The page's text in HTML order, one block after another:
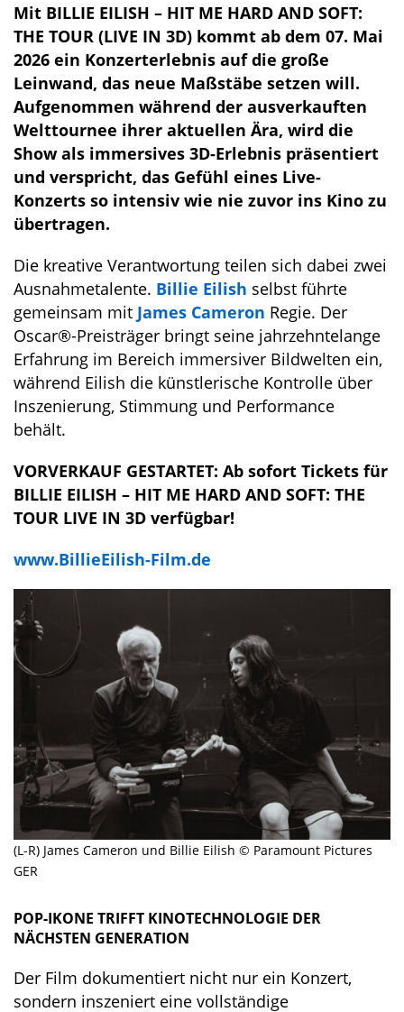
Mit BILLIE EILISH – HIT ME HARD AND SOFT:
THE TOUR (LIVE IN 3D) kommt ab dem 07. Mai
2026 ein Konzerterlebnis auf die große
Leinwand, das neue Maßstäbe setzen will.
Aufgenommen während der ausverkauften
Welttournee ihrer aktuellen Ära, wird die
Show als immersives 3D-Erlebnis präsentiert
und verspricht, das Gefühl eines Live-
Konzerts so intensiv wie nie zuvor ins Kino zu
übertragen.
Die kreative Verantwortung teilen sich dabei zwei
Ausnahmetalente. Billie Eilish selbst führte
gemeinsam mit James Cameron Regie. Der
Oscar®-Preisträger bringt seine jahrzehntelange
Erfahrung im Bereich immersiver Bildwelten ein,
während Eilish die künstlerische Kontrolle über
Inszenierung, Stimmung und Performance
behält.
VORVERKAUF GESTARTET: Ab sofort Tickets für
BILLIE EILISH – HIT ME HARD AND SOFT: THE
TOUR LIVE IN 3D verfügbar!
www.BillieEilish-Film.de
(L-R) James Cameron und Billie Eilish © Paramount Pictures
GER
POP-IKONE TRIFFT KINOTECHNOLOGIE DER
NÄCHSTEN GENERATION
Der Film dokumentiert nicht nur ein Konzert,
sondern inszeniert eine vollständige